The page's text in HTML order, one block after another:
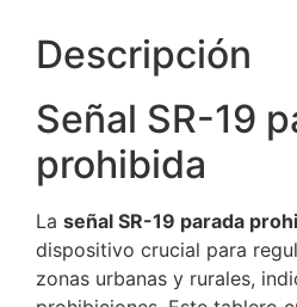
Descripción
Señal SR-19
prohibida
La señal SR-19 parada
dispositivo crucial para
zonas urbanas y rurales,